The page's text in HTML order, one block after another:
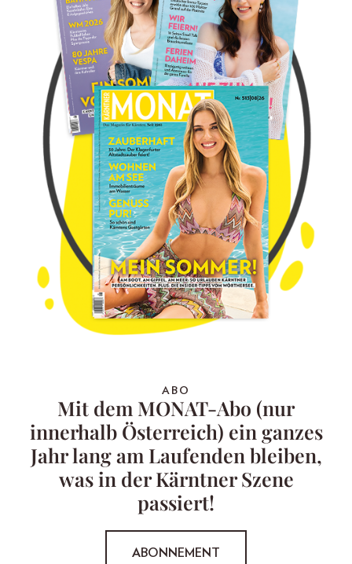
ABO
Mit dem MONAT-Abo (nur
innerhalb Österreich) ein ganzes
Jahr lang am Laufenden bleiben,
was in der Kärntner Szene
passiert!
ABONNEMENT